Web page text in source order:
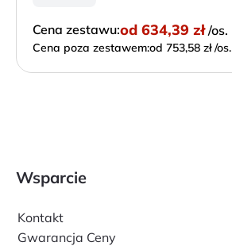
Cena zestawu:od 634,39 zł /os.
Cena poza zestawem:od 753,58 zł /os.
Wsparcie
Kontakt
Gwarancja Ceny